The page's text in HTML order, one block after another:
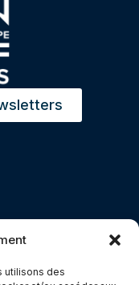
utilisons des